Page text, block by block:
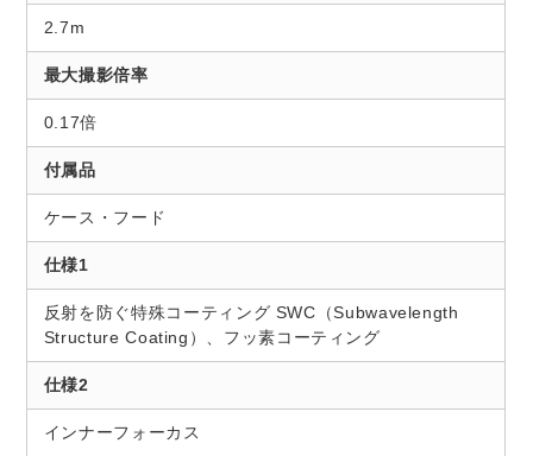
2.7m
最大撮影倍率
0.17倍
付属品
ケース・フード
仕様1
反射を防ぐ特殊コーティング SWC（Subwavelength
Structure Coating）、フッ素コーティング
仕様2
インナーフォーカス